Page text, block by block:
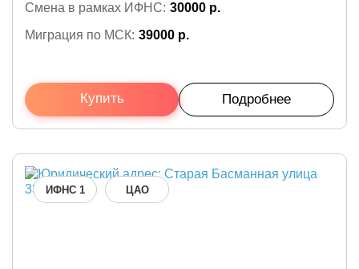
Смена в рамках ИФНС: 30000 р.
Миграция по МСК: 39000 р.
Купить Подробнее
ИФНС 1 ЦАО